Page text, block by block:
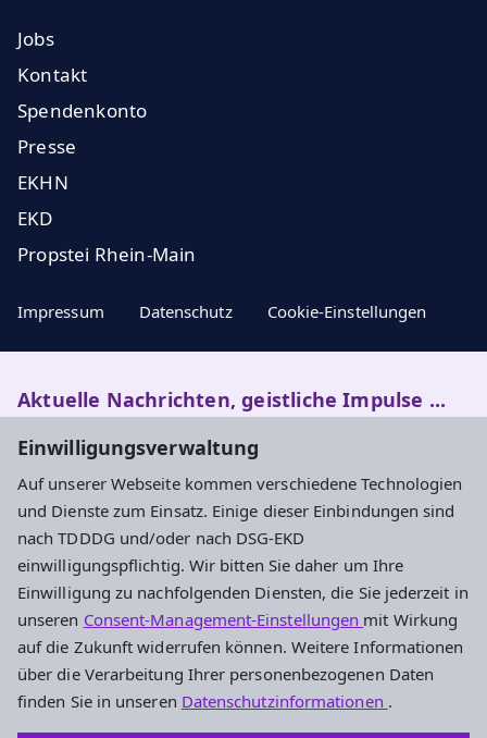
Einwilligungsverwaltung
Auf unserer Webseite kommen verschiedene Technologien
und Dienste zum Einsatz. Einige dieser Einbindungen sind
nach TDDDG und/oder nach DSG-EKD
einwilligungspflichtig. Wir bitten Sie daher um Ihre
Einwilligung zu nachfolgenden Diensten, die Sie jederzeit in
unseren Consent-Management-Einstellungen mit Wirkung
auf die Zukunft widerrufen können. Weitere Informationen
über die Verarbeitung Ihrer personenbezogenen Daten
finden Sie in unseren Datenschutzinformationen .
Jobs
Kontakt
Spendenkonto
Presse
EKHN
EKD
Propstei Rhein-Main
Impressum Datenschutz Cookie-Einstellungen
Aktuelle Nachrichten, geistliche Impulse ...
Newsletter entdecken
Evangelisches Dekanat Kronberg
Haus der Kirche
Händelstraße 52
65812 Bad Soden am Taunus
Tel.: 06196 5601-0